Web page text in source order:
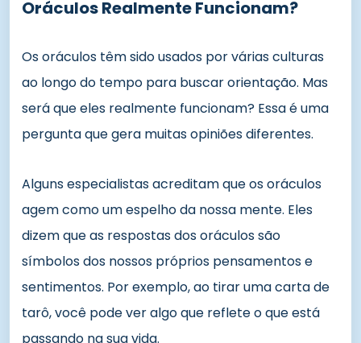
Oráculos Realmente Funcionam?
Os oráculos têm sido usados por várias culturas
ao longo do tempo para buscar orientação. Mas
será que eles realmente funcionam? Essa é uma
pergunta que gera muitas opiniões diferentes.
Alguns especialistas acreditam que os oráculos
agem como um espelho da nossa mente. Eles
dizem que as respostas dos oráculos são
símbolos dos nossos próprios pensamentos e
sentimentos. Por exemplo, ao tirar uma carta de
tarô, você pode ver algo que reflete o que está
passando na sua vida.